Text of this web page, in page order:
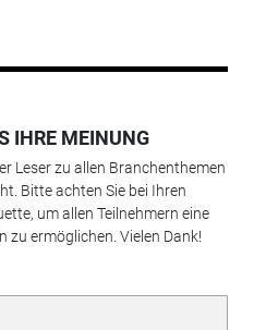
IHRE MEINUNG
Leser zu allen Branchenthemen
Bitte achten Sie bei Ihren
um allen Teilnehmern eine
ermöglichen. Vielen Dank!